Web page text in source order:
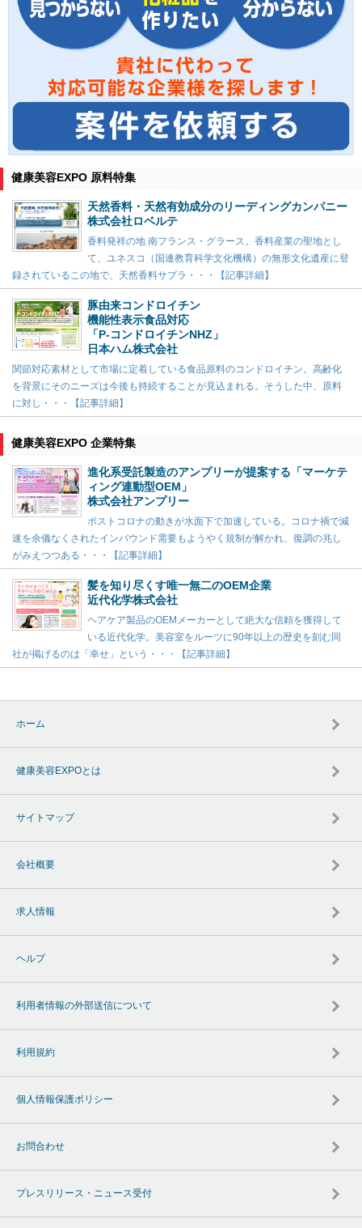
健康美容EXPO 原料特集
天然香料・天然有効成分のリーディングカンパニー
株式会社ロベルテ
香料発祥の地 南フランス・グラース。香料産業の聖地とし
て、ユネスコ（国連教育科学文化機構）の無形文化遺産に登
録されているこの地で、天然香料サプラ・・・【記事詳細】
豚由来コンドロイチン
機能性表示食品対応
「P-コンドロイチンNHZ」
日本ハム株式会社
関節対応素材として市場に定着している食品原料のコンドロイチン。高齢化
を背景にそのニーズは今後も持続することが見込まれる。そうした中、原料
に対し・・・【記事詳細】
健康美容EXPO 企業特集
進化系受託製造のアンプリーが提案する「マーケテ
ィング連動型OEM」
株式会社アンプリー
ポストコロナの動きが水面下で加速している。コロナ禍で減
速を余儀なくされたインバウンド需要もようやく規制が解かれ、復調の兆し
がみえつつある・・・【記事詳細】
髪を知り尽くす唯一無二のOEM企業
近代化学株式会社
ヘアケア製品のOEMメーカーとして絶大な信頼を獲得して
いる近代化学。美容室をルーツに90年以上の歴史を刻む同
社が掲げるのは「幸せ」という・・・【記事詳細】
ホーム
健康美容EXPOとは
サイトマップ
会社概要
求人情報
ヘルプ
利用者情報の外部送信について
利用規約
個人情報保護ポリシー
お問合わせ
プレスリリース・ニュース受付